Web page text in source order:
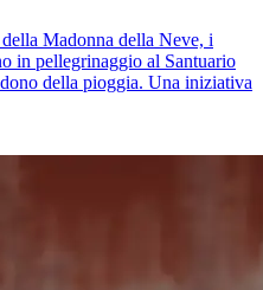
Madonna della Neve, i
in pellegrinaggio al Santuario
della pioggia. Una iniziativa